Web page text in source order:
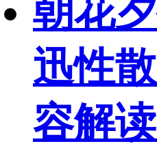
朝花
迅性
容解